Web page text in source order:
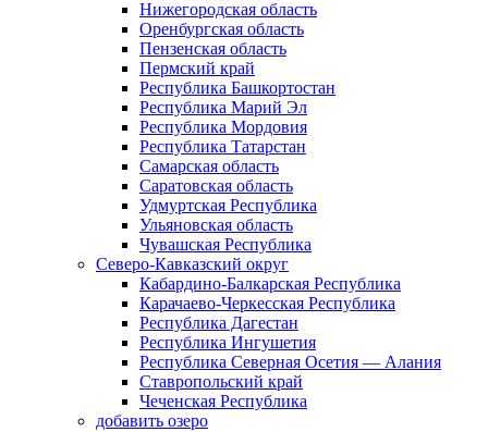
Нижегородская область
Оренбургская область
Пензенская область
Пермский край
Республика Башкортостан
Республика Марий Эл
Республика Мордовия
Республика Татарстан
Самарская область
Саратовская область
Удмуртская Республика
Ульяновская область
Чувашская Республика
Северо-Кавказский округ
Кабардино-Балкарская Республика
Карачаево-Черкесская Республика
Республика Дагестан
Республика Ингушетия
Республика Северная Осетия — Алания
Ставропольский край
Чеченская Республика
добавить озеро